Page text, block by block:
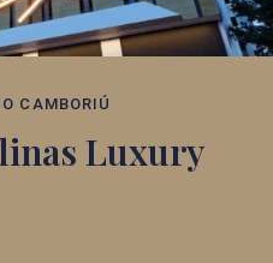
CAMBORIÚ
Luxury